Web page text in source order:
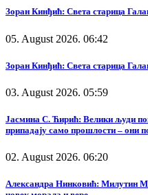
Зоран Кинђић: Света старица
05. August 2026. 06:42
Зоран Кинђић: Света старица
03. August 2026. 05:59
Јасмина С. Ћирић: Велики људи
припадају само прошлости – они
02. August 2026. 06:20
Александра Нинковић: Милутин